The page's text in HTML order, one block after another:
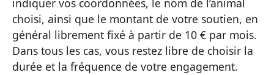
indiquer vos coordonnées, le nom de l’animal
choisi, ainsi que le montant de votre soutien, en
général librement fixé à partir de 10 € par mois.
Dans tous les cas, vous restez libre de choisir la
durée et la fréquence de votre engagement.